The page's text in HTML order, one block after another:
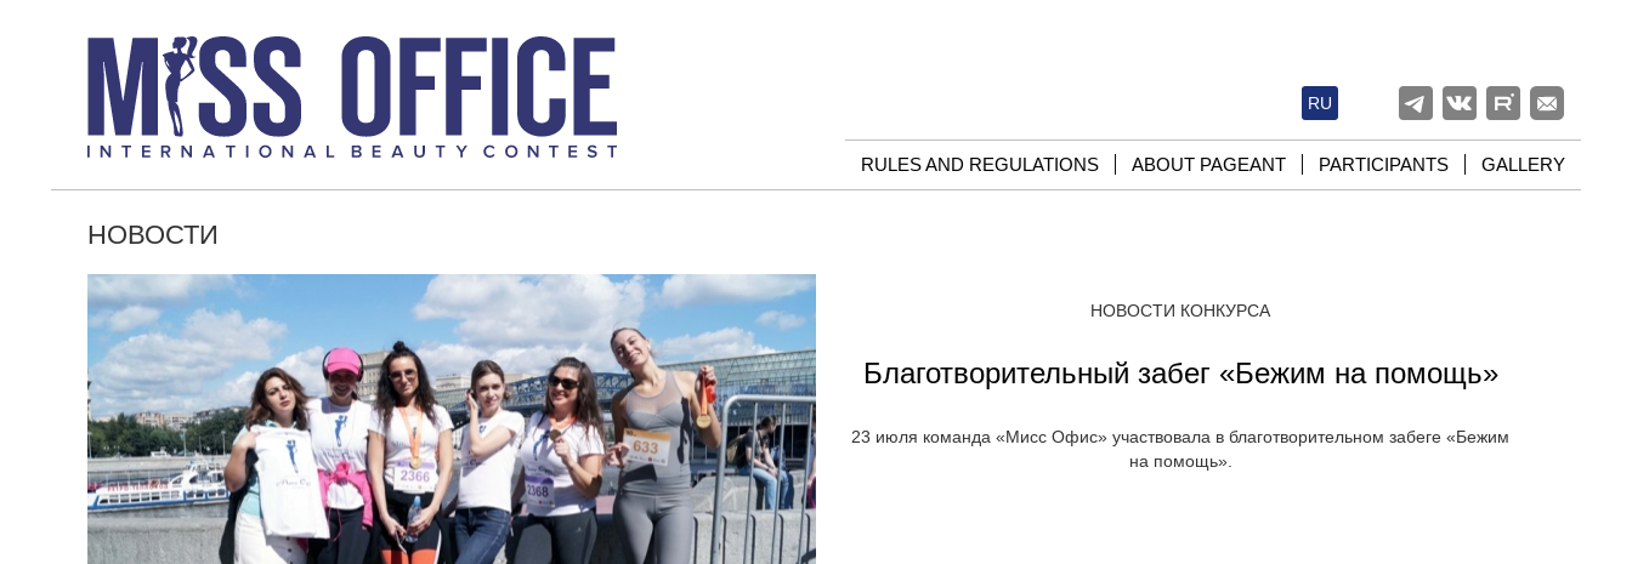
RU
RULES AND REGULATIONS ABOUT PAGEANT PARTICIPANTS GALLERY
НОВОСТИ
НОВОСТИ КОНКУРСА
Благотворительный забег «Бежим на помощь»
23 июля команда «Мисс Офис» участвовала в благотворительном забеге «Бежим
на помощь».